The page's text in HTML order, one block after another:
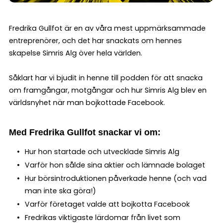
Fredrika Gullfot är en av våra mest uppmärksammade
entreprenörer, och det har snackats om hennes
skapelse Simris Alg över hela världen.
Såklart har vi bjudit in henne till podden för att snacka
om framgångar, motgångar och hur Simris Alg blev en
världsnyhet när man bojkottade Facebook.
Med Fredrika Gullfot snackar vi om:
Hur hon startade och utvecklade Simris Alg
Varför hon sålde sina aktier och lämnade bolaget
Hur börsintroduktionen påverkade henne (och vad
man inte ska göra!)
Varför företaget valde att bojkotta Facebook
Fredrikas viktigaste lärdomar från livet som